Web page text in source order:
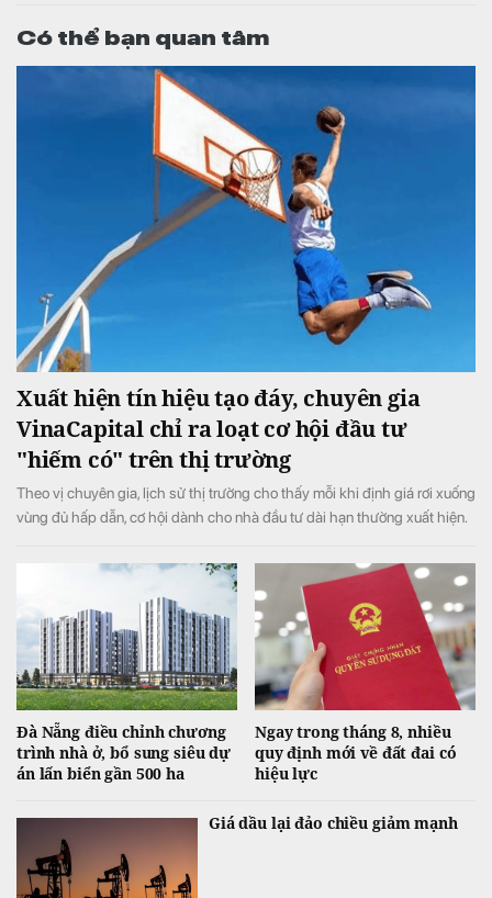
Có thể bạn quan tâm
Xuất hiện tín hiệu tạo đáy, chuyên gia
VinaCapital chỉ ra loạt cơ hội đầu tư
"hiếm có" trên thị trường
Theo vị chuyên gia, lịch sử thị trường cho thấy mỗi khi định giá rơi xuống
vùng đủ hấp dẫn, cơ hội dành cho nhà đầu tư dài hạn thường xuất hiện.
Đà Nẵng điều chỉnh chương
trình nhà ở, bổ sung siêu dự
án lấn biển gần 500 ha
Ngay trong tháng 8, nhiều
quy định mới về đất đai có
hiệu lực
Giá dầu lại đảo chiều giảm mạnh